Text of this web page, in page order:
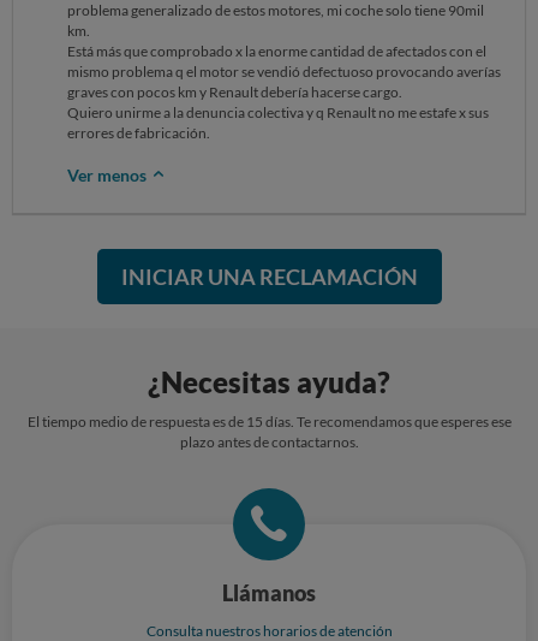
problema generalizado de estos motores, mi coche solo tiene 90mil
km.
Está más que comprobado x la enorme cantidad de afectados con el
mismo problema q el motor se vendió defectuoso provocando averías
graves con pocos km y Renault debería hacerse cargo.
Quiero unirme a la denuncia colectiva y q Renault no me estafe x sus
errores de fabricación.
Ver menos
INICIAR UNA RECLAMACIÓN
¿Necesitas ayuda?
El tiempo medio de respuesta es de 15 días. Te recomendamos que esperes ese
plazo antes de contactarnos.
Llámanos
Consulta nuestros horarios de atención